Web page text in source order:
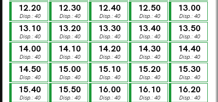
LUN
27
MAR
28
MER
29
GIO
30
VEN
31 01
DOM
02
LUN
03
MAR
04
MER
05
GIO
06
VEN
07
SAB DOM
09
LUN
10
MAR
11
MER
12
GIO
13
VEN
14
SAB DOM
16
12.20
Disp.: 40
12.30
Disp.: 40
12.40
Disp.: 40
12.50
Disp.: 40
13.00
Disp.: 40
13.10
Disp.: 40
13.20
Disp.: 40
13.30
Disp.: 40
13.40
Disp.: 40
13.50
Disp.: 40
14.00
Disp.: 40
14.10
Disp.: 40
14.20
Disp.: 40
14.30
Disp.: 40
14.40
Disp.: 40
14.50
Disp.: 40
15.00
Disp.: 40
15.10
Disp.: 40
15.20
Disp.: 40
15.30
Disp.: 40
15.40
Disp.: 40
15.50
Disp.: 40
16.00
Disp.: 40
16.10
Disp.: 40
16.20
Disp.: 40